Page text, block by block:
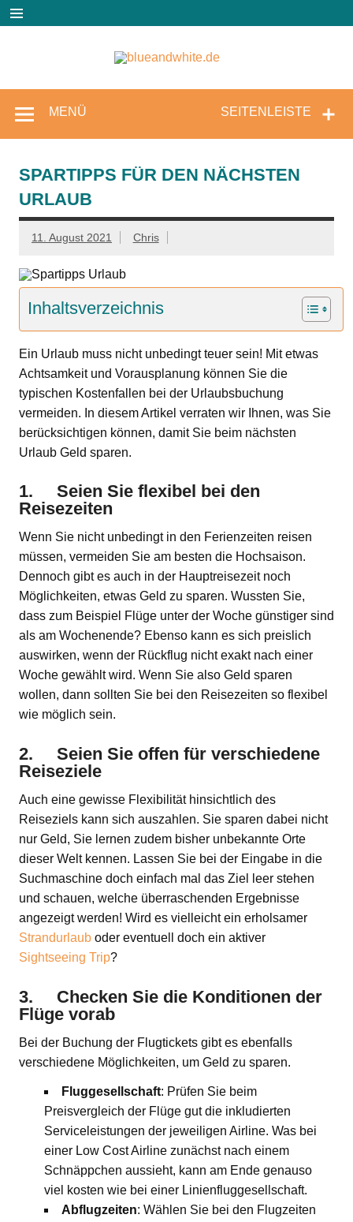
Inhalt
springen
SEITENLEISTE
MENÜ
SPARTIPPS FÜR DEN NÄCHSTEN
URLAUB
11. August 2021 Chris
Inhaltsverzeichnis
Ein Urlaub muss nicht unbedingt teuer sein! Mit etwas
Achtsamkeit und Vorausplanung können Sie die
typischen Kostenfallen bei der Urlaubsbuchung
vermeiden. In diesem Artikel verraten wir Ihnen, was Sie
berücksichtigen können, damit Sie beim nächsten
Urlaub Geld sparen.
1. Seien Sie flexibel bei den
Reisezeiten
Wenn Sie nicht unbedingt in den Ferienzeiten reisen
müssen, vermeiden Sie am besten die Hochsaison.
Dennoch gibt es auch in der Hauptreisezeit noch
Möglichkeiten, etwas Geld zu sparen. Wussten Sie,
dass zum Beispiel Flüge unter der Woche günstiger sind
als am Wochenende? Ebenso kann es sich preislich
auswirken, wenn der Rückflug nicht exakt nach einer
Woche gewählt wird. Wenn Sie also Geld sparen
wollen, dann sollten Sie bei den Reisezeiten so flexibel
wie möglich sein.
2. Seien Sie offen für verschiedene
Reiseziele
Auch eine gewisse Flexibilität hinsichtlich des
Reiseziels kann sich auszahlen. Sie sparen dabei nicht
nur Geld, Sie lernen zudem bisher unbekannte Orte
dieser Welt kennen. Lassen Sie bei der Eingabe in die
Suchmaschine doch einfach mal das Ziel leer stehen
und schauen, welche überraschenden Ergebnisse
angezeigt werden! Wird es vielleicht ein erholsamer
Strandurlaub oder eventuell doch ein aktiver
Sightseeing Trip?
3. Checken Sie die Konditionen der
Flüge vorab
Bei der Buchung der Flugtickets gibt es ebenfalls
verschiedene Möglichkeiten, um Geld zu sparen.
Fluggesellschaft: Prüfen Sie beim
Preisvergleich der Flüge gut die inkludierten
Serviceleistungen der jeweiligen Airline. Was bei
einer Low Cost Airline zunächst nach einem
Schnäppchen aussieht, kann am Ende genauso
viel kosten wie bei einer Linienfluggesellschaft.
Abflugzeiten: Wählen Sie bei den Flugzeiten